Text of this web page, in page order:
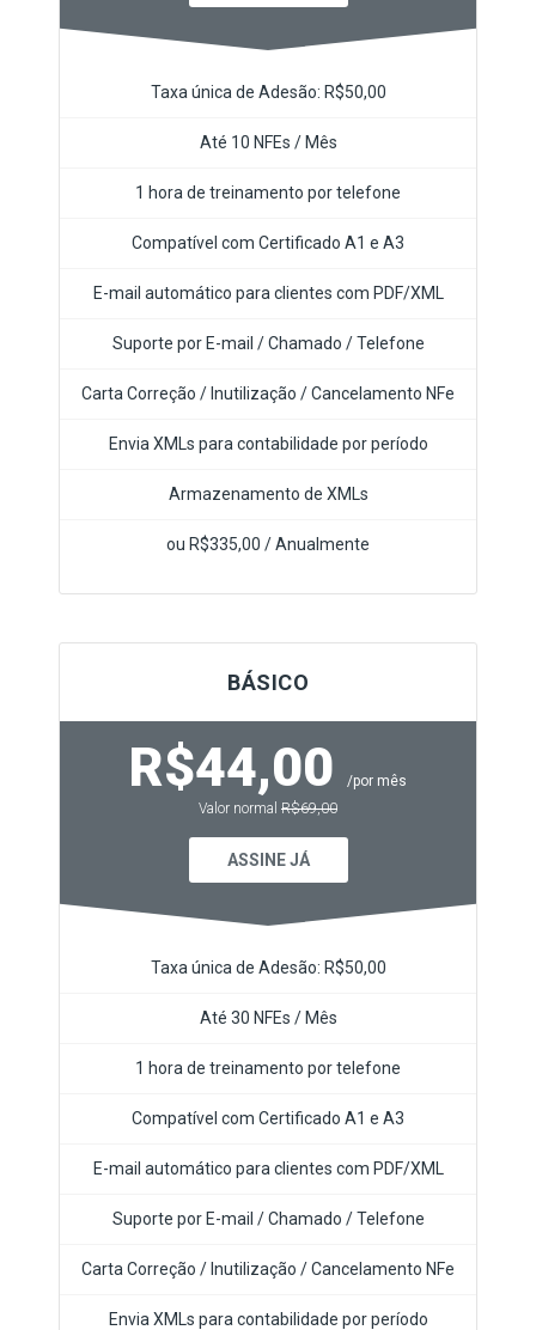
Taxa única de Adesão: R$50,00
Até 10 NFEs / Mês
1 hora de treinamento por telefone
Compatível com Certificado A1 e A3
E-mail automático para clientes com PDF/XML
Suporte por E-mail / Chamado / Telefone
Carta Correção / Inutilização / Cancelamento NFe
Envia XMLs para contabilidade por período
Armazenamento de XMLs
ou R$335,00 / Anualmente
BÁSICO
R$44,00
/por mês
Valor normal R$69,00
ASSINE JÁ
Taxa única de Adesão: R$50,00
Até 30 NFEs / Mês
1 hora de treinamento por telefone
Compatível com Certificado A1 e A3
E-mail automático para clientes com PDF/XML
Suporte por E-mail / Chamado / Telefone
Carta Correção / Inutilização / Cancelamento NFe
Envia XMLs para contabilidade por período